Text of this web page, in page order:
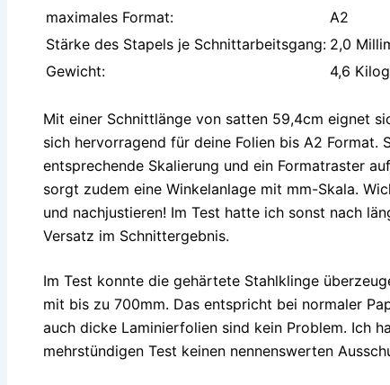
maximales Format:
A2
Stärke des Stapels je Schnittarbeitsgang: 2,0
Gewicht:
4,6
Mit einer Schnittlänge von satten 59,4cm eignet
sich hervorragend für deine Folien bis A2 Format.
entsprechende Skalierung und ein Formatraster
sorgt zudem eine Winkelanlage mit mm-Skala.
und nachjustieren! Im Test hatte ich sonst nach
Versatz im Schnittergebnis.
Im Test konnte die gehärtete Stahlklinge
mit bis zu 700mm. Das entspricht bei normaler
auch dicke Laminierfolien sind kein Problem. Ich
mehrstündigen Test keinen nennenswerten